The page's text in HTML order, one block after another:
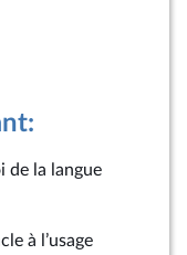
de la langue
à l’usage